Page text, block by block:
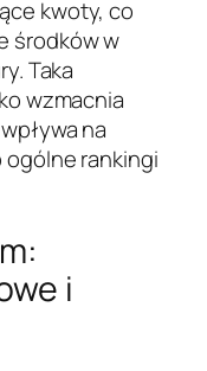
kwoty, co
środków w
Taka
wzmacnia
na
rankingi
i